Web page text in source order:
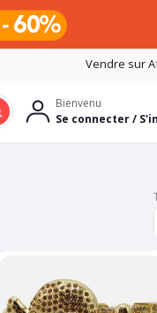
Vendre sur
Bienvenu
Se connecter /